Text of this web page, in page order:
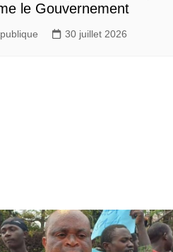
le Gouvernement
30 juillet 2026